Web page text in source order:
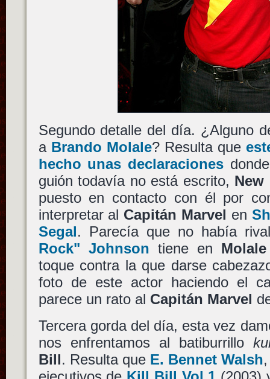
Segundo detalle del día. ¿Alguno
a Brando Molale? Resulta que
hecho unas declaraciones
guión todavía no está escrito, New
puesto en contacto con él por
interpretar al Capitán Marvel en
Segal. Parecía que no había
Rock" Johnson tiene en Molale
toque contra la que darse
foto de este actor haciendo el
parece un rato al Capitán Marvel
Tercera gorda del día, esta vez
nos enfrentamos al batiburrillo
Bill. Resulta que E. Bennet Walsh